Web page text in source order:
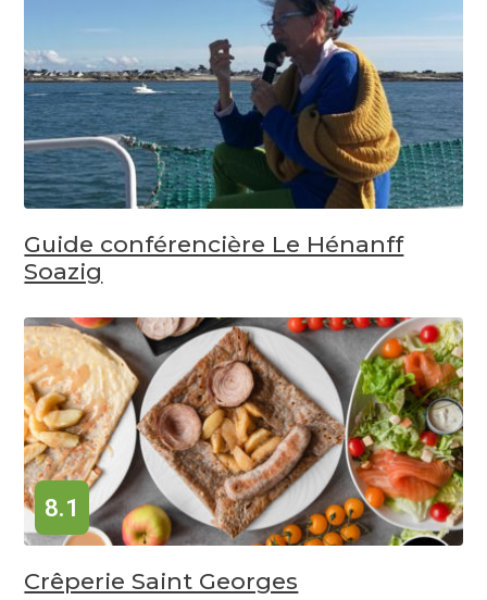
Guide conférencière Le Hénanff
Soazig
8.1
Crêperie Saint Georges